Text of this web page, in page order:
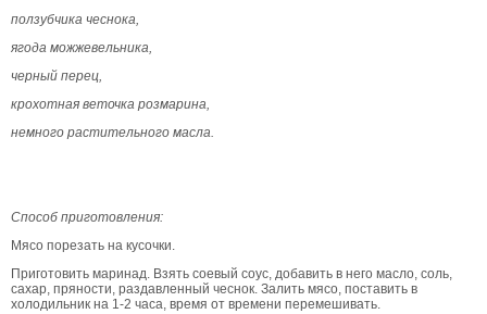
ползубчика чеснока,
ягода можжевельника,
черный перец,
крохотная веточка розмарина,
немного растительного масла.
Способ приготовления:
Мясо порезать на кусочки.
Приготовить маринад. Взять соевый соус, добавить в него масло, соль,
сахар, пряности, раздавленный чеснок. Залить мясо, поставить в
холодильник на 1-2 часа, время от времени перемешивать.